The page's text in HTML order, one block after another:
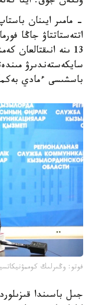
- مامىر ايىنان
سايكەستەندىرۋ
باسشىسى ءمادي
فوتو: وڭىرلىك